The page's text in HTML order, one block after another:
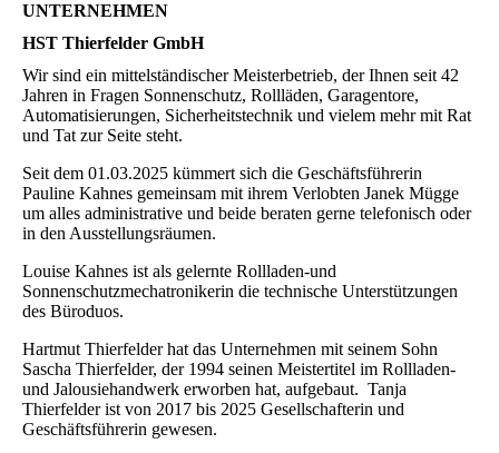
UNTERNEHMEN
HST Thierfelder GmbH
Wir sind ein mittelständischer Meisterbetrieb, der Ihnen seit 42
Jahren in Fragen Sonnen­schutz, Rollläden, Garagentore,
Automati­sierungen, Sicherheitstechnik und vielem mehr mit Rat
und Tat zur Seite steht.
Seit dem 01.03.2025 kümmert sich die Geschäftsführerin
Pauline Kahnes gemeinsam mit ihrem Verlobten Janek Mügge
um alles administrative und beide beraten gerne telefonisch oder
in den Ausstellungsräumen.
Louise Kahnes ist als gelernte Rollladen-und
Sonnenschutzmechatronikerin die technische Unterstützungen
des Büroduos.
Hartmut Thierfelder hat das Unternehmen mit seinem Sohn
Sascha Thierfelder, der 1994 seinen Meister­titel im Rollladen-
und Jalousiehandwerk erworben hat, aufgebaut. Tanja
Thierfelder ist von 2017 bis 2025 Gesellschafterin und
Geschäftsführerin gewesen.